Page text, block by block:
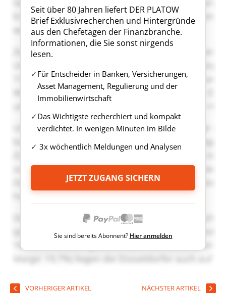
Seit über 80 Jahren liefert DER PLATOW
Brief Exklusivrecherchen und Hintergründe
aus den Chefetagen der Finanzbranche.
Informationen, die Sie sonst nirgends
lesen.
Für Entscheider in Banken, Versicherungen,
Asset Management, Regulierung und der
Immobilienwirtschaft
Das Wichtigste recherchiert und kompakt
verdichtet. In wenigen Minuten im Bilde
3x wöchentlich Meldungen und Analysen
JETZT ZUGANG SICHERN
Sie sind bereits Abonnent? Hier anmelden
VORHERIGER ARTIKEL NÄCHSTER ARTIKEL